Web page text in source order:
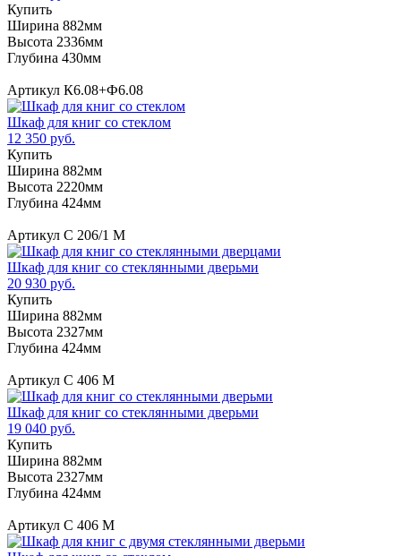
Купить
Ширина 882мм
Высота 2336мм
Глубина 430мм
Артикул К6.08+Ф6.08
Шкаф для книг со стеклом
12 350 руб.
Купить
Ширина 882мм
Высота 2220мм
Глубина 424мм
Артикул С 206/1 М
Шкаф для книг со стеклянными дверьми
20 930 руб.
Купить
Ширина 882мм
Высота 2327мм
Глубина 424мм
Артикул С 406 M
Шкаф для книг со стеклянными дверьми
19 040 руб.
Купить
Ширина 882мм
Высота 2327мм
Глубина 424мм
Артикул С 406 M